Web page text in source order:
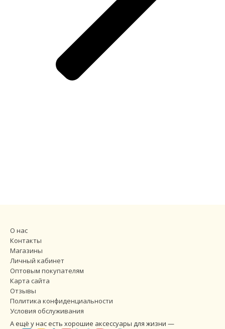
О нас
Контакты
Магазины
Личный кабинет
Оптовым покупателям
Карта сайта
Отзывы
Политика конфиденциальности
Условия обслуживания
А ещё у нас есть хорошие аксессуары для жизни —